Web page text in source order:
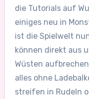
die Tutorials auf
einiges neu in
ist die Spielwelt
können direkt aus
Wüsten
alles ohne
streifen in Rudeln